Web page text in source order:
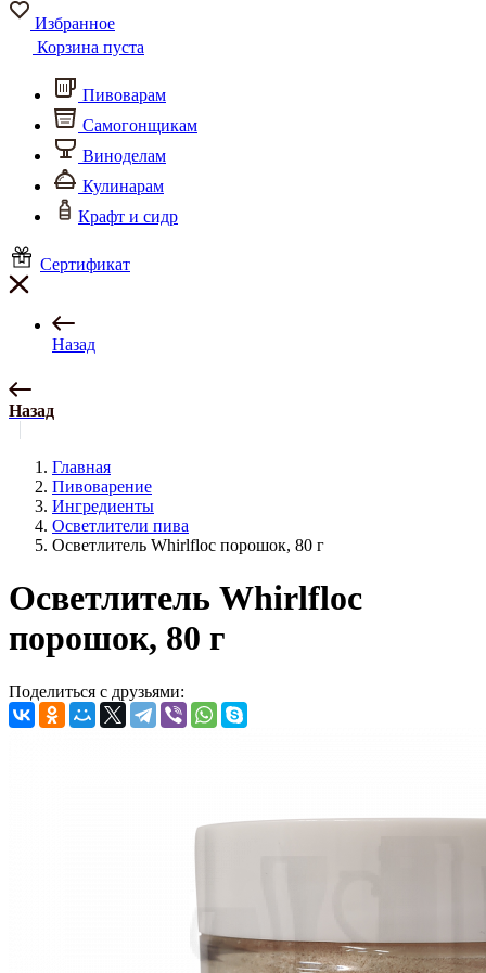
Избранное
Корзина пуста
Пивоварам
Самогонщикам
Виноделам
Кулинарам
Крафт и сидр
Сертификат
Назад
Назад
Главная
Пивоварение
Ингредиенты
Осветлители пива
Осветлитель Whirlfloc порошок, 80 г
Осветлитель Whirlfloc
порошок, 80 г
Поделиться с друзьями: